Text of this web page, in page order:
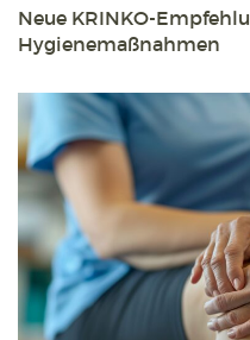
Neue KRINKO-
Hygienemaßnahmen